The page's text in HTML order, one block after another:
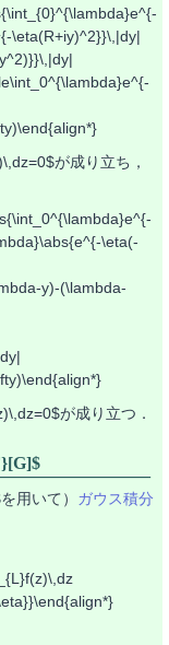
\eta(R+iy)^2}}\,|dy|
が成り立ち，
\eta(-
y)-(\lambda-
が成り立つ．
用いて） ガウス積分